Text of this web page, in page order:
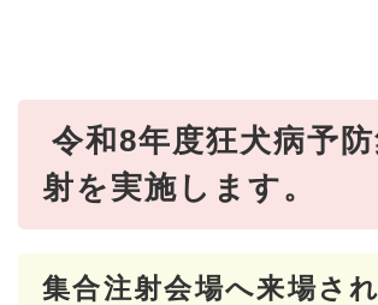
令和8年度狂犬病予
射を実施します。
集合注射会場へ来場さ